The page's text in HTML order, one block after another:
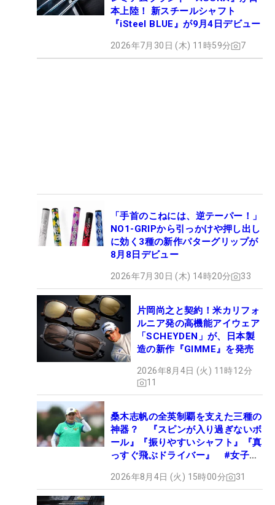
本上陸！ 新スチールシャフト
『iSteel BLUE』が9月4日デビュー
2026年7月30日 (木) 11時59分 7
「手首のこねには、逆テーパー！」
NO1-GRIPから引っかけや押し出し
に効く3種の新作パターグリップが
8月8日デビュー
2026年7月30日 (木) 14時20分 33
片岡尚之と契約！米カリフォ
ルニア発の高機能アイウェア
「SCHEYDEN」が、日本製
造の新作『GIMME』を発売
2026年8月4日 (火) 11時12分
11
桑木志帆の全英制覇を支えた三種の
神器？ 『スピンが入り過ぎないボ
ール』『振りやすいシャフト』『真
っすぐ飛ぶドライバー』 #女子プ
2026年8月4日 (火) 15時00分 31